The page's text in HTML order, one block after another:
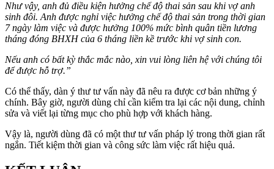
Như vậy, anh đủ điều kiện hưởng chế độ thai sản sau khi vợ anh
sinh đôi. Anh được nghỉ việc hưởng chế độ thai sản trong thời gian
7 ngày làm việc và được hưởng 100% mức bình quân tiền lương
tháng đóng BHXH của 6 tháng liền kề trước khi vợ sinh con.
Nếu anh có bất kỳ thắc mắc nào, xin vui lòng liên hệ với chúng tôi
để được hỗ trợ.”
Có thể thấy, dàn ý thư tư vấn này đã nêu ra được cơ bản những ý
chính. Bây giờ, người dùng chỉ cần kiểm tra lại các nội dung, chỉnh
sửa và viết lại từng mục cho phù hợp với khách hàng.
Vậy là, người dùng đã có một thư tư vấn pháp lý trong thời gian rất
ngắn. Tiết kiệm thời gian và công sức làm việc rất hiệu quả.